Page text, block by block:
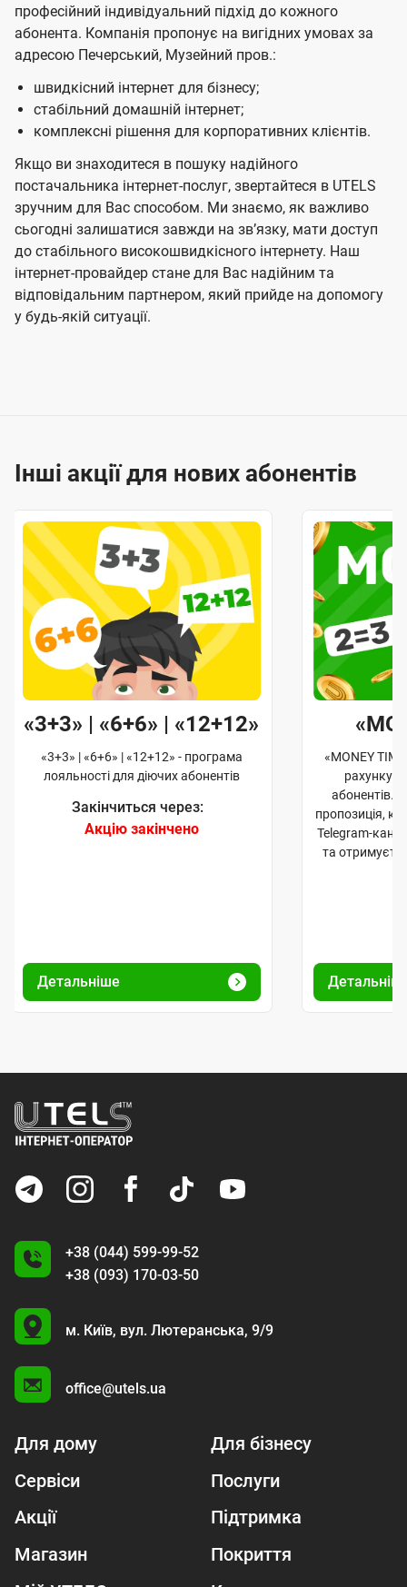
професійний індивідуальний підхід до кожного
абонента. Компанія пропонує на вигідних умовах за
адресою Печерський, Музейний пров.:
швидкісний інтернет для бізнесу;
стабільний домашній інтернет;
комплексні рішення для корпоративних клієнтів.
Якщо ви знаходитеся в пошуку надійного
постачальника інтернет-послуг, звертайтеся в UTELS
зручним для Вас способом. Ми знаємо, як важливо
сьогодні залишатися завжди на звʼязку, мати доступ
до стабільного високошвидкісного інтернету. Наш
інтернет-провайдер стане для Вас надійним та
відповідальним партнером, який прийде на допомогу
у будь-якій ситуації.
Інші акції для нових абонентів
«3+3» | «6+6» | «12+12»
«3+3» | «6+6» | «12+12» - програма
лояльності для діючих абонентів
Закінчиться через:
Акцію закінчено
Детальніше
«MONEY
рахунку
абонентів.
пропозиція,
Telegram-
та
+38 (044) 599-99-52
+38 (093) 170-03-50
U
м. Київ, вул. Лютеранська, 9/9
office@utels.ua
Для дому
Для бізнесу
Сервіси
Послуги
Акції
Підтримка
Магазин
Покриття